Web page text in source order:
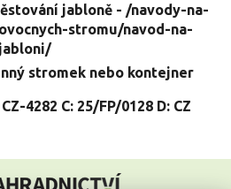
jabloně - /navody-na-
stromu/navod-na-
stromek nebo kontejner
4282 C: 25/FP/0128 D: CZ